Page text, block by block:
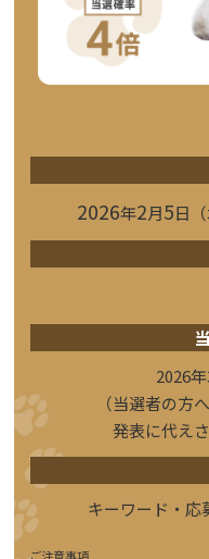
2026年2月5日
2026
（当選者の方
発表に代え
キーワード・応